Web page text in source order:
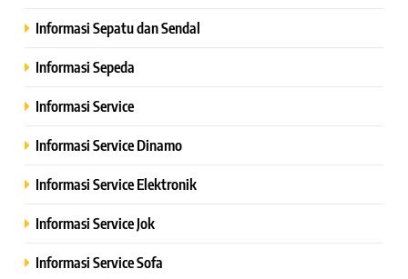
Informasi Sepatu dan Sendal
Informasi Sepeda
Informasi Service
Informasi Service Dinamo
Informasi Service Elektronik
Informasi Service Jok
Informasi Service Sofa